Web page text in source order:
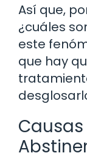
Así que,
¿cuáles
este
que hay